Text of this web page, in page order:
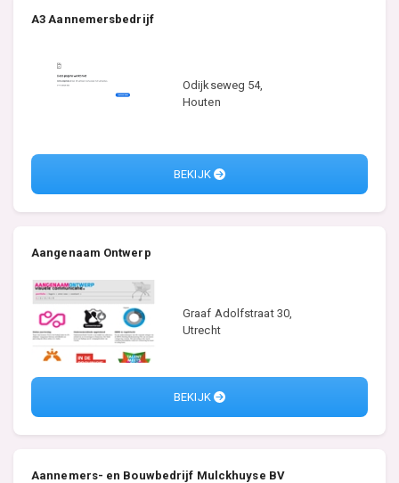
A3 Aannemersbedrijf
Odijkseweg 54,
Houten
BEKIJK
Aangenaam Ontwerp
Graaf Adolfstraat 30,
Utrecht
BEKIJK
Aannemers- en Bouwbedrijf Mulckhuyse BV